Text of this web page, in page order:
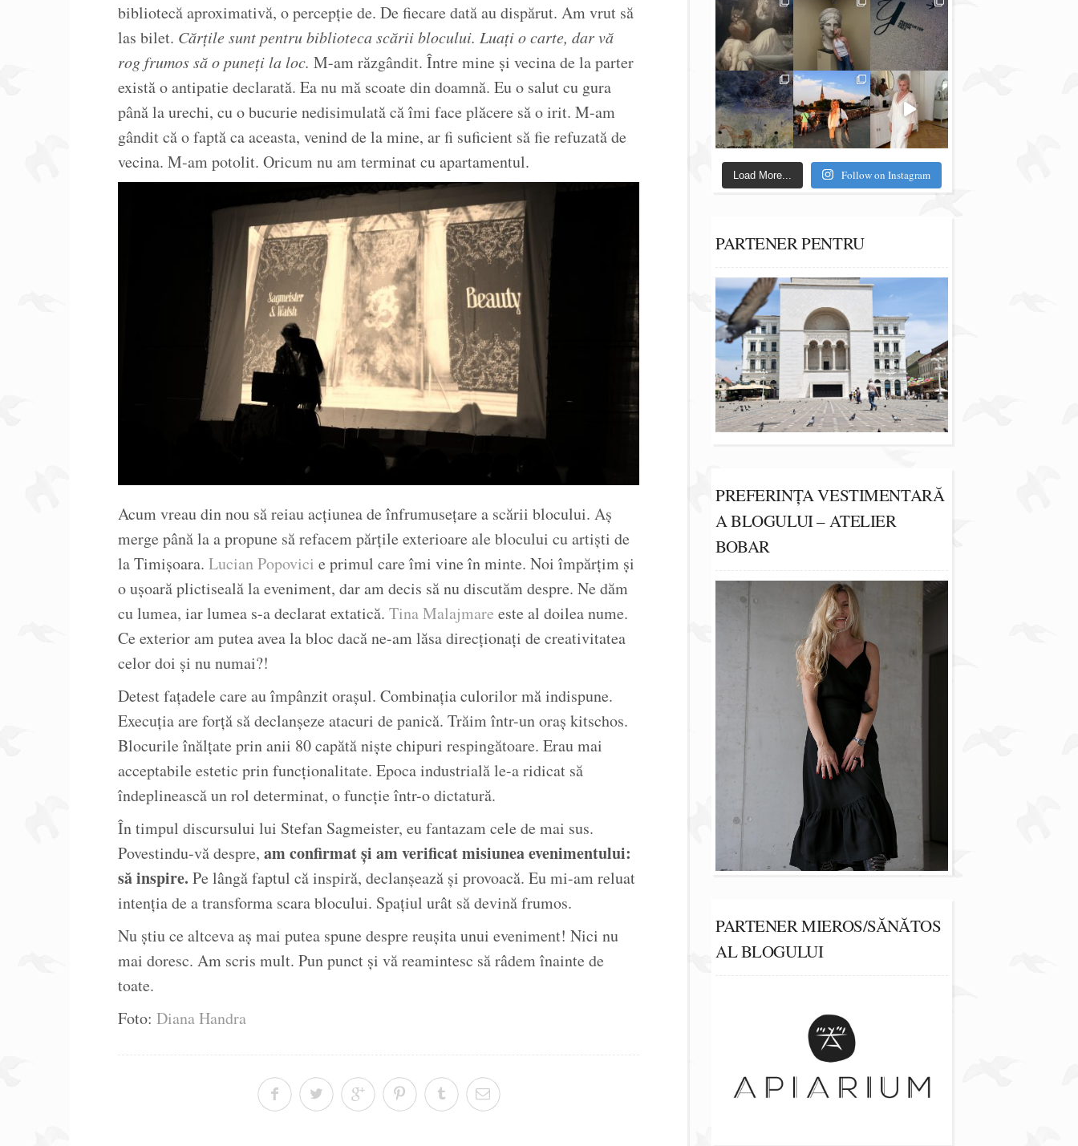
bibliotecă aproximativă, o percepție de. De fiecare dată au dispărut. Am vrut să
las bilet. Cărțile sunt pentru biblioteca scării blocului. Luați o carte, dar vă
rog frumos să o puneți la loc. M-am răzgândit. Între mine și vecina de la parter
există o antipatie declarată. Ea nu mă scoate din doamnă. Eu o salut cu gura
până la urechi, cu o bucurie nedisimulată că îmi face plăcere să o irit. M-am
gândit că o faptă ca aceasta, venind de la mine, ar fi suficient să fie refuzată de
vecina. M-am potolit. Oricum nu am terminat cu apartamentul.
Acum vreau din nou să reiau acțiunea de înfrumusețare a scării blocului. Aș
merge până la a propune să refacem părțile exterioare ale blocului cu artiști de
la Timișoara. Lucian Popovici e primul care îmi vine în minte. Noi împărțim și
o ușoară plictiseală la eveniment, dar am decis să nu discutăm despre. Ne dăm
cu lumea, iar lumea s-a declarat extatică. Tina Malajmare este al doilea nume.
Ce exterior am putea avea la bloc dacă ne-am lăsa direcționați de creativitatea
celor doi și nu numai?!
Detest fațadele care au împânzit orașul. Combinația culorilor mă indispune.
Execuția are forță să declanșeze atacuri de panică. Trăim într-un oraș kitschos.
Blocurile înălțate prin anii 80 capătă niște chipuri respingătoare. Erau mai
acceptabile estetic prin funcționalitate. Epoca industrială le-a ridicat să
îndeplinească un rol determinat, o funcție într-o dictatură.
În timpul discursului lui Stefan Sagmeister, eu fantazam cele de mai sus.
Povestindu-vă despre, am confirmat și am verificat misiunea evenimentului:
să inspire. Pe lângă faptul că inspiră, declanșează și provoacă. Eu mi-am reluat
intenția de a transforma scara blocului. Spațiul urât să devină frumos.
Nu știu ce altceva aș mai putea spune despre reușita unui eveniment! Nici nu
mai doresc. Am scris mult. Pun punct și vă reamintesc să râdem înainte de
toate.
Foto: Diana Handra
Load More... Follow on Instagram
PARTENER PENTRU
PREFERINȚA VESTIMENTARĂ
A BLOGULUI – ATELIER
BOBAR
PARTENER MIEROS/SĂNĂTOS
AL BLOGULUI